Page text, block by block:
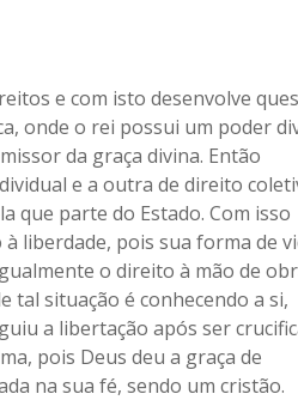
e com isto desenvolve
onde o rei possui um poder
da graça divina. Então
e a outra de direito
que parte do Estado. Com isso
liberdade, pois sua forma de
o direito à mão de
tal situação é conhecendo a si,
a libertação após ser
pois Deus deu a graça de
na sua fé, sendo um cristão.